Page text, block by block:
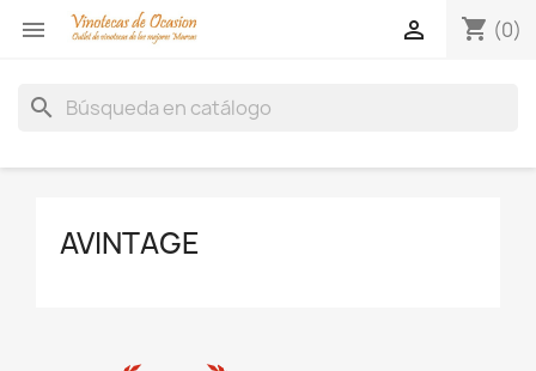
 shopping_cart (0)

search
AVINTAGE